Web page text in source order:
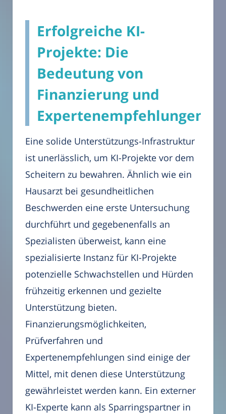
Erfolgreiche KI-
Projekte: Die
Bedeutung von
Finanzierung und
Expertenempfehlungen
Eine solide Unterstützungs-Infrastruktur
ist unerlässlich, um KI-Projekte vor dem
Scheitern zu bewahren. Ähnlich wie ein
Hausarzt bei gesundheitlichen
Beschwerden eine erste Untersuchung
durchführt und gegebenenfalls an
Spezialisten überweist, kann eine
spezialisierte Instanz für KI-Projekte
potenzielle Schwachstellen und Hürden
frühzeitig erkennen und gezielte
Unterstützung bieten.
Finanzierungsmöglichkeiten,
Prüfverfahren und
Expertenempfehlungen sind einige der
Mittel, mit denen diese Unterstützung
gewährleistet werden kann. Ein externer
KI-Experte kann als Sparringspartner in